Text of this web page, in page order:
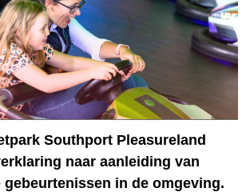
Southport Pleasureland
naar aanleiding van
in de omgeving.